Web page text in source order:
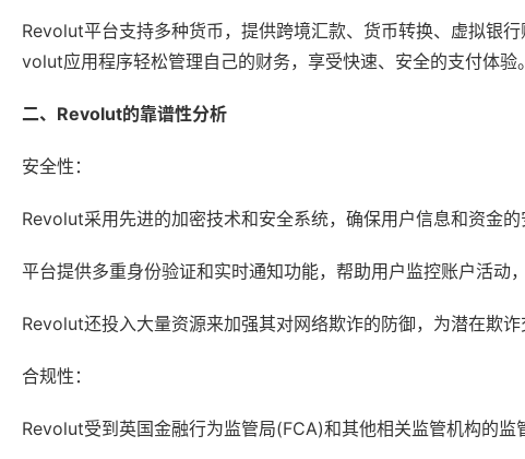
Revolut平台支持多种货币，提供跨境汇款、货币转换、虚拟银
volut应用程序轻松管理自己的财务，享受快速、安全的支付体验。
二、Revolut的靠谱性分析
安全性：
Revolut采用先进的加密技术和安全系统，确保用户信息和资金的
平台提供多重身份验证和实时通知功能，帮助用户监控账户活动
Revolut还投入大量资源来加强其对网络欺诈的防御，为潜在欺诈
合规性：
Revolut受到英国金融行为监管局(FCA)和其他相关监管机构的监